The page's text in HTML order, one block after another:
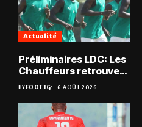
Actualité
Préliminaires LDC: Les
Chauffeurs retrouvent
les Mimos
BYFOOT.TG 6 AOÛT 2026